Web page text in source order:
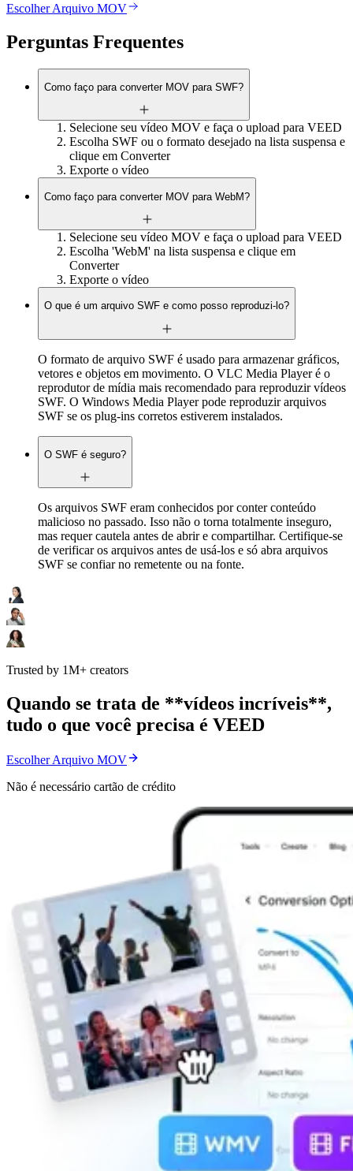
Escolher Arquivo MOV
Perguntas Frequentes
Como faço para converter MOV para SWF?
Selecione seu vídeo MOV e faça o upload para VEED
Escolha SWF ou o formato desejado na lista suspensa e
clique em Converter
Exporte o vídeo
Como faço para converter MOV para WebM?
Selecione seu vídeo MOV e faça o upload para VEED
Escolha 'WebM' na lista suspensa e clique em
Converter
Exporte o vídeo
O que é um arquivo SWF e como posso reproduzi-lo?
O formato de arquivo SWF é usado para armazenar gráficos,
vetores e objetos em movimento. O VLC Media Player é o
reprodutor de mídia mais recomendado para reproduzir vídeos
SWF. O Windows Media Player pode reproduzir arquivos
SWF se os plug-ins corretos estiverem instalados.
O SWF é seguro?
Os arquivos SWF eram conhecidos por conter conteúdo
malicioso no passado. Isso não o torna totalmente inseguro,
mas requer cautela antes de abrir e compartilhar. Certifique-se
de verificar os arquivos antes de usá-los e só abra arquivos
SWF se confiar no remetente ou na fonte.
Trusted by 1M+ creators
Quando se trata de **vídeos incríveis**,
tudo o que você precisa é VEED
Escolher Arquivo MOV
Não é necessário cartão de crédito